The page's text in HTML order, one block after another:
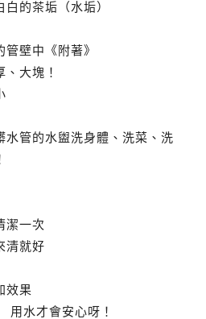
的茶垢（水垢）
壁中《附著》
、大塊！
水管的水盥洗身體、洗菜、洗
潔一次
清就好
效果
用水才會安心呀！